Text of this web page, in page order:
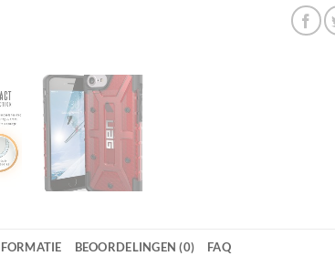
BEOORDELINGEN (0) FAQ